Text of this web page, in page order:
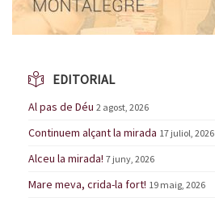
EDITORIAL
Al pas de Déu 2 agost, 2026
Continuem alçant la mirada 17 juliol, 2026
Alceu la mirada! 7 juny, 2026
Mare meva, crida-la fort! 19 maig, 2026